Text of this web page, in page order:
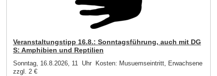
Veranstaltungstipp 16.8.: Sonntagsführung, auch mit DG
S: Amphibien und Reptilien
Sonntag, 16.8.2026, 11 Uhr Kosten: Musuemseintritt, Erwachsene
zzgl. 2 €